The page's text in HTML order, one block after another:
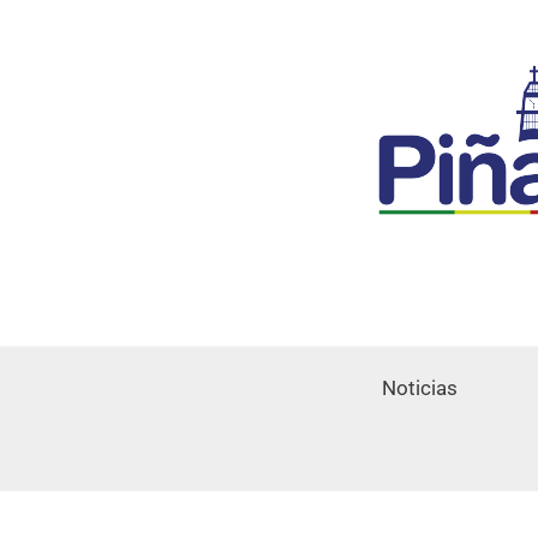
Noticias